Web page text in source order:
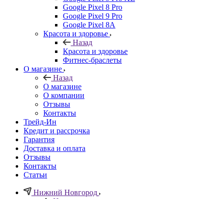
Google Pixel 8 Pro
Google Pixel 9 Pro
Google Pixel 8A
Красота и здоровье
Назад
Красота и здоровье
Фитнес-браслеты
О магазине
Назад
О магазине
О компании
Отзывы
Контакты
Трейд-Ин
Кредит и рассрочка
Гарантия
Доставка и оплата
Отзывы
Контакты
Статьи
Нижний Новгород